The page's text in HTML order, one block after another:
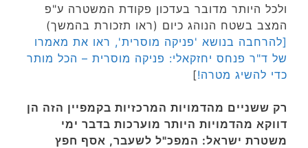
ולכל היותר מדובר בעדכון פקודת המשטרה ע"פ
המצב בשטח הנוהג כיום (ראו תזכורת בהמשך)
[להרחבה בנושא 'פניקה מוסרית', ראו את מאמרו
של ד"ר פנחס יחזקאלי: פניקה מוסרית – הכל מותר
כדי להשיג מטרה!]
רק ששניים מהדמויות המרכזיות בקמפיין הזה הן
דווקא מהדמויות היותר מוערכות בדבר ימי
משטרת ישראל: המפכ"ל לשעבר, אסף חפץ